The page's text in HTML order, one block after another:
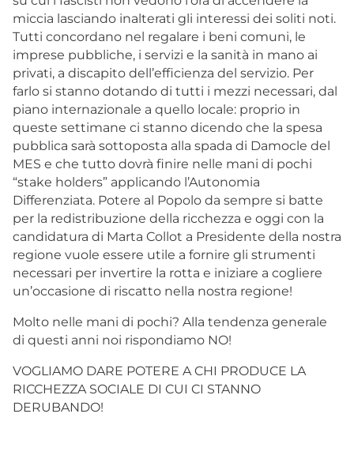
miccia lasciando inalterati gli interessi dei soliti noti.
Tutti concordano nel regalare i beni comuni, le
imprese pubbliche, i servizi e la sanità in mano ai
privati, a discapito dell’efficienza del servizio. Per
farlo si stanno dotando di tutti i mezzi necessari, dal
piano internazionale a quello locale: proprio in
queste settimane ci stanno dicendo che la spesa
pubblica sarà sottoposta alla spada di Damocle del
MES e che tutto dovrà finire nelle mani di pochi
“stake holders” applicando l’Autonomia
Differenziata. Potere al Popolo da sempre si batte
per la redistribuzione della ricchezza e oggi con la
candidatura di Marta Collot a Presidente della nostra
regione vuole essere utile a fornire gli strumenti
necessari per invertire la rotta e iniziare a cogliere
un’occasione di riscatto nella nostra regione!
Molto nelle mani di pochi? Alla tendenza generale
di questi anni noi rispondiamo NO!
VOGLIAMO DARE POTERE A CHI PRODUCE LA
RICCHEZZA SOCIALE DI CUI CI STANNO
DERUBANDO!